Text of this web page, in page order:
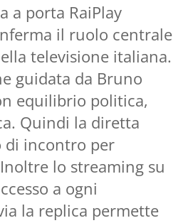
a porta RaiPlay
il ruolo centrale
televisione italiana.
guidata da Bruno
equilibrio politica,
Quindi la diretta
di incontro per
lo streaming su
a ogni
la replica permette